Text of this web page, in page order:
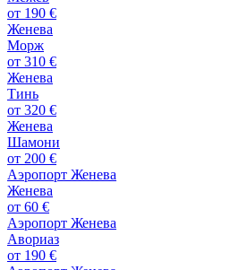
от 190 €
Женева
Морж
от 310 €
Женева
Тинь
от 320 €
Женева
Шамони
от 200 €
Аэропорт Женева
Женева
от 60 €
Аэропорт Женева
Авориаз
от 190 €